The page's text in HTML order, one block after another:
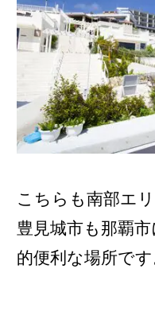
こちらも南部エ
豊見城市も那覇
的便利な場所です